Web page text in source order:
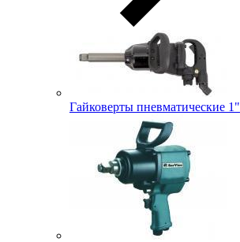
Гайковерты пневматические 1"